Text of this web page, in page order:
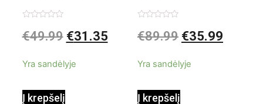
garintuvas su
0
iš
€49.99 €31.35
Yra sandėlyje
Į krepšelį
elektrinis
0
iš
€89.99 €35.99
Yra sandėlyje
Į krepšelį